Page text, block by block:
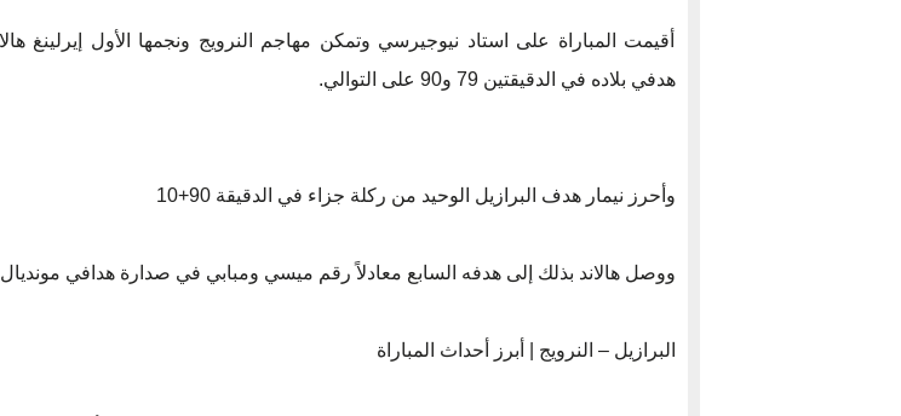
أقيمت المباراة على استاد نيوجيرسي وتمكن مهاجم النرويج ونجمها الأول إيرلينغ
هدفي بلاده في الدقيقتين 79 و90 على التوالي.
وأحرز نيمار هدف البرازيل الوحيد من ركلة جزاء في الدقيقة 90+10
ووصل هالاند بذلك إلى هدفه السابع معادلاً رقم ميسي ومبابي في صدارة هدافي مونديال
البرازيل – النرويج | أبرز أحداث المباراة